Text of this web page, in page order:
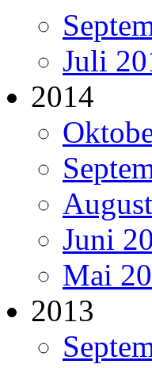
Juli
2014
Juni
Mai
2013